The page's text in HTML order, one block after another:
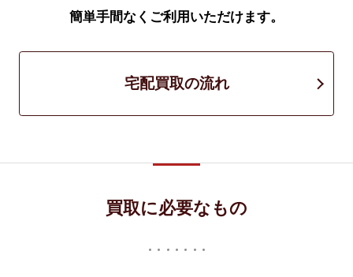
簡単手間なくご利用いただけます。
宅配買取の流れ
買取に必要なもの